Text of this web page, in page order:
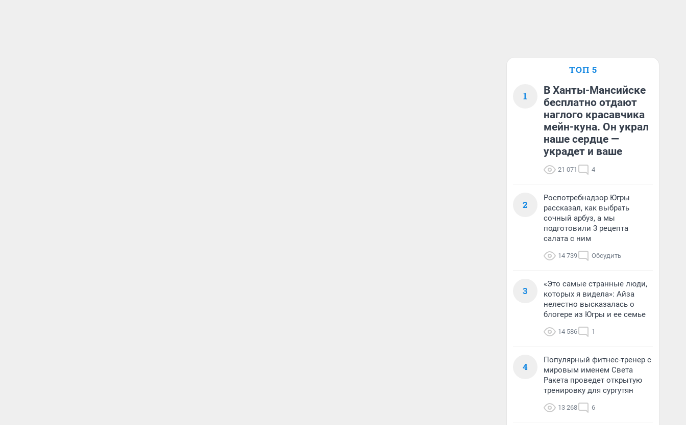
ТОП 5
1
В Ханты-Мансийске
бесплатно отдают
наглого красавчика
мейн-куна. Он украл
наше сердце —
украдет и ваше
21 071 4
2
Роспотребнадзор Югры
рассказал, как выбрать
сочный арбуз, а мы
подготовили 3 рецепта
салата с ним
14 739 Обсудить
3
«Это самые странные люди,
которых я видела»: Айза
нелестно высказалась о
блогере из Югры и ее семье
14 586 1
4
Популярный фитнес-тренер с
мировым именем Света
Ракета проведет открытую
тренировку для сургутян
13 268 6